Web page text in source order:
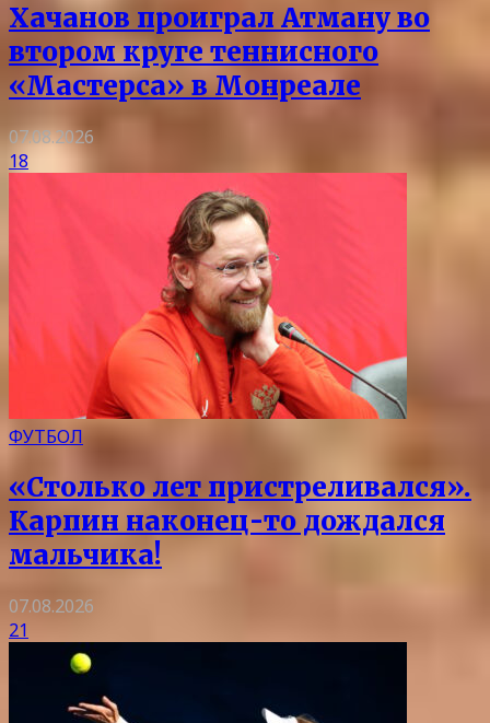
Хачанов проиграл Атману во
втором круге теннисного
«Мастерса» в Монреале
07.08.2026
18
ФУТБОЛ
«Столько лет пристреливался».
Карпин наконец-то дождался
мальчика!
07.08.2026
21